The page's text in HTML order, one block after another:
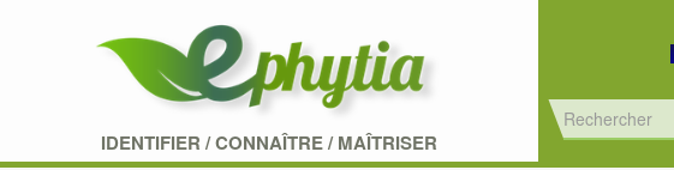
IDENTIFIER /CONNAÎTRE/MAÎTRISER